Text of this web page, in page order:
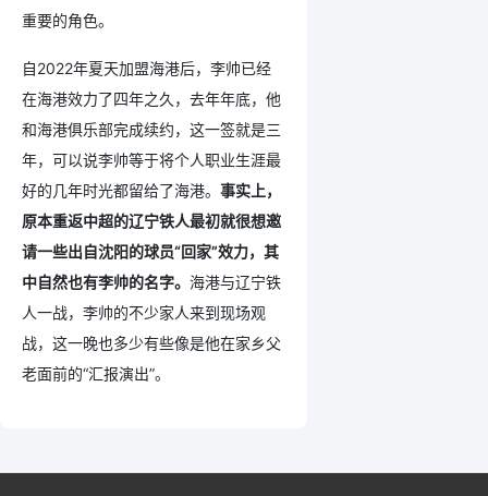
重要的角色。
自2022年夏天加盟海港后，李帅已经
在海港效力了四年之久，去年年底，他
和海港俱乐部完成续约，这一签就是三
年，可以说李帅等于将个人职业生涯最
好的几年时光都留给了海港。 事实上，
原本重返中超的辽宁铁人最初就很想邀
请一些出自沈阳的球员“回家”效力，其
中自然也有李帅的名字。 海港与辽宁铁
人一战，李帅的不少家人来到现场观
战，这一晚也多少有些像是他在家乡父
老面前的“汇报演出”。